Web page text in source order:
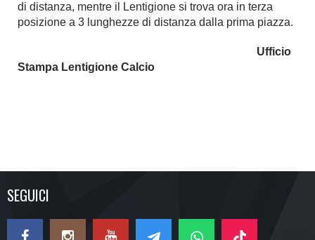
di distanza, mentre il Lentigione si trova ora in terza
posizione a 3 lunghezze di distanza dalla prima piazza.
Ufficio
Stampa Lentigione Calcio
SEGUICI